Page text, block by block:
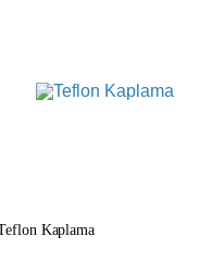
Kaplama